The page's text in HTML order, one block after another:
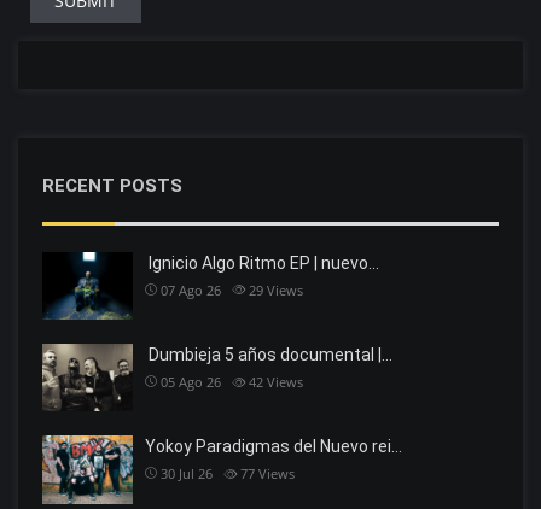
RECENT POSTS
Ignicio Algo Ritmo EP | nuevo…
07 Ago 26 29 Views
Dumbieja 5 años documental |…
05 Ago 26 42 Views
Yokoy Paradigmas del Nuevo rei…
30 Jul 26 77 Views